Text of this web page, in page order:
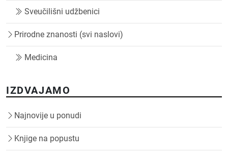
Sveučilišni udžbenici
Prirodne znanosti (svi naslovi)
Medicina
IZDVAJAMO
Najnovije u ponudi
Knjige na popustu